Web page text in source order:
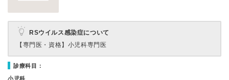
RSウイルス感染症について
【専門医・資格】 小児科専門医
診療科目：
小児科